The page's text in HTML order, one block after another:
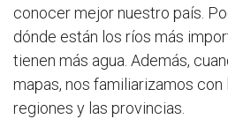
conocer mejor nuestro país.
dónde están los ríos más
tienen más agua. Además,
mapas, nos familiarizamos
regiones y las provincias.